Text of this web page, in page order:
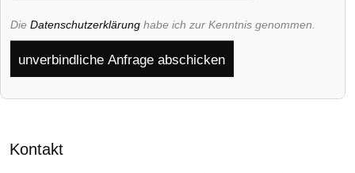
Die Datenschutzerklärung habe ich zur Kenntnis genommen.
unverbindliche Anfrage abschicken
Kontakt